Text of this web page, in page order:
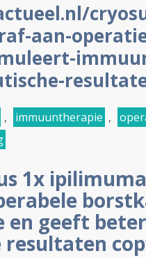
aan-
, immuuntherapie ,
1x
en geeft